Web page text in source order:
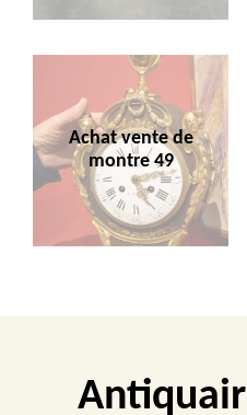
Achat vente de
montre 49